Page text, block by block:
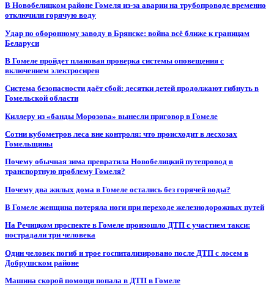
В Новобелицком районе Гомеля из-за аварии на трубопроводе временно
отключили горячую воду
Удар по оборонному заводу в Брянске: война всё ближе к границам
Беларуси
В Гомеле пройдет плановая проверка системы оповещения с
включением электросирен
Система безопасности даёт сбой: десятки детей продолжают гибнуть в
Гомельской области
Киллеру из «банды Морозова» вынесли приговор в Гомеле
Сотни кубометров леса вне контроля: что происходит в лесхозах
Гомельщины
Почему обычная зима превратила Новобелицкий путепровод в
транспортную проблему Гомеля?
Почему два жилых дома в Гомеле остались без горячей воды?
В Гомеле женщина потеряла ноги при переходе железнодорожных путей
На Речицком проспекте в Гомеле произошло ДТП с участием такси:
пострадали три человека
Один человек погиб и трое госпитализировано после ДТП с лосем в
Добрушском районе
Машина скорой помощи попала в ДТП в Гомеле